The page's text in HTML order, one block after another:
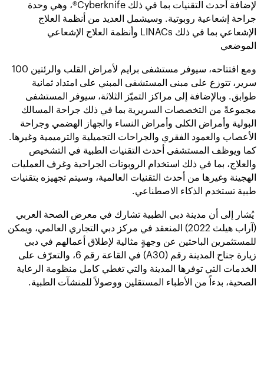
لإضافة أحدث التقنيات بما في ذلك Cyberknife®، وهي وحدة
جراحة إشعاعية روبوتية. وسيشمل العديد من أنظمة العلاج
الإشعاعي بما في ذلك LINACs وأنظمة العلاج الإشعاعي
الموضعي
ومع افتتاحه، سيوفر مستشفى برايم لأمراض القلب والرئتين 100
سرير، تتوزع على مبنى المستشفى المبني على امتداد ثمانية
طوابق. وبالإضافة إلى مراكز التميّز الثلاثة، سيوفر المستشفى
مجموعةً من التخصصات السريرية بما في ذلك جراحة المسالك
البولية وأمراض الكلى وأمراض النساء والجهاز الهضمي وجراحة
الأعصاب والعمود الفقري والجراحات التجميلية والترميمية وغيرها.
كما ويوظف المستشفى أحدث التقنيات الطبية في التشخيص
والعلاج، بما في ذلك استخدام الروبوتات الجراحية وغرف العمليات
الهجينة وغيرها من أحدث التقنيات العالمية، وسيتم تجهيزه بتقنيات
طبية تستخدم الذكاء الاصطناعي.
يُشار إلى أن مدينة دبي الطبية تشارك في معرض الصحة العربي
(آراب هيلث 2022)
المنعقد في مركز دبي التجاري العالمي، ويمكن
للمستثمرين الباحثين عن وجهةٍ مثالية لإطلاق أعمالهم في دبي
زيارة جناح المدينة رقم (A30
) في القاعة رقم 6، والتعرّف على
الخدمات التي توفرها المدينة والتي تغطي كامل منظومة الرعاية
الصحية، بدءاً من الأطباء المستقلين ووصولاً للمنشآت الطبية.